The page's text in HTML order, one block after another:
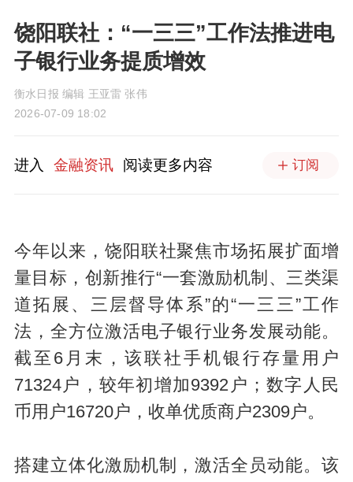
饶阳联社：“一三三”工作法推进电
子银行业务提质增效
衡水日报 编辑 王亚雷 张伟
2026-07-09 18:02
进入 金融资讯 阅读更多内容 订阅
今年以来，饶阳联社聚焦市场拓展扩面增
量目标，创新推行“一套激励机制、三类渠
道拓展、三层督导体系”的“一三三”工作
法，全方位激活电子银行业务发展动能。
截至6月末，该联社手机银行存量用户
71324户，较年初增加9392户；数字人民
币用户16720户，收单优质商户2309户。
搭建立体化激励机制，激活全员动能。该